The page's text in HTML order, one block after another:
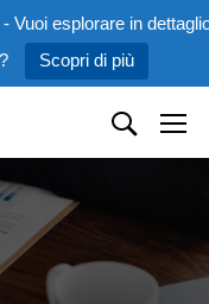
Vuoi esplorare in
Scopri di più